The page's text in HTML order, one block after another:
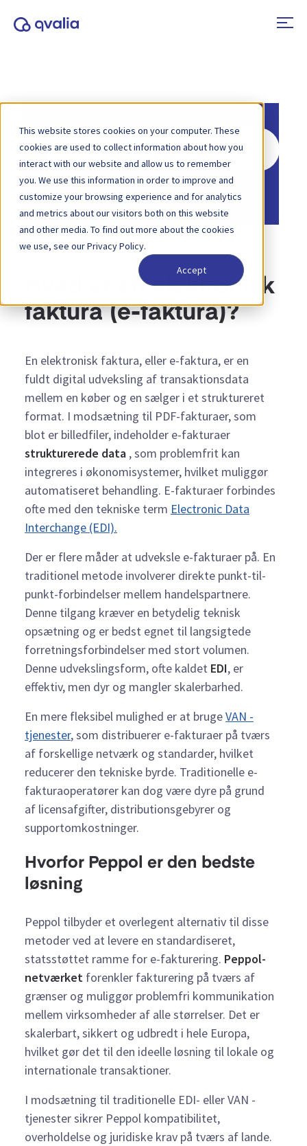
This website stores cookies on your computer. These
cookies are used to collect information about how you
interact with our website and allow us to remember
you. We use this information in order to improve and
customize your browsing experience and for analytics
and metrics about our visitors both on this website
and other media. To find out more about the cookies
we use, see our Privacy Policy.
Accept
Søg
efter
Hjem Vidensbase E-fakturering
Hvad er en elektronisk
faktura (e-faktura)?
En elektronisk faktura, eller e-faktura, er en
fuldt digital udveksling af transaktionsdata
mellem en køber og en sælger i et struktureret
format. I modsætning til PDF-fakturaer, som
blot er billedfiler, indeholder e-fakturaer
strukturerede data , som problemfrit kan
integreres i økonomisystemer, hvilket muliggør
automatiseret behandling. E-fakturaer forbindes
ofte med den tekniske term Electronic Data
Interchange (EDI).
Der er flere måder at udveksle e-fakturaer på. En
traditionel metode involverer direkte punkt-til-
punkt-forbindelser mellem handelspartnere.
Denne tilgang kræver en betydelig teknisk
opsætning og er bedst egnet til langsigtede
forretningsforbindelser med stort volumen.
Denne udvekslingsform, ofte kaldet EDI, er
effektiv, men dyr og mangler skalerbarhed.
En mere fleksibel mulighed er at brugeVAN -
tjenester, som distribuerer e-fakturaer på tværs
af forskellige netværk og standarder, hvilket
reducerer den tekniske byrde. Traditionelle e-
fakturaoperatører kan dog være dyre på grund
af licensafgifter, distributionsgebyrer og
supportomkostninger.
Hvorfor Peppol er den bedste
løsning
Peppol tilbyder et overlegent alternativ til disse
metoder ved at levere en standardiseret,
statsstøttet ramme for e-fakturering. Peppol-
netværket forenkler fakturering på tværs af
grænser og muliggør problemfri kommunikation
mellem virksomheder af alle størrelser. Det er
skalerbart, sikkert og udbredt i hele Europa,
hvilket gør det til den ideelle løsning til lokale og
internationale transaktioner.
I modsætning til traditionelle EDI- eller VAN -
tjenester sikrer Peppol kompatibilitet,
overholdelse og juridiske krav på tværs af lande.